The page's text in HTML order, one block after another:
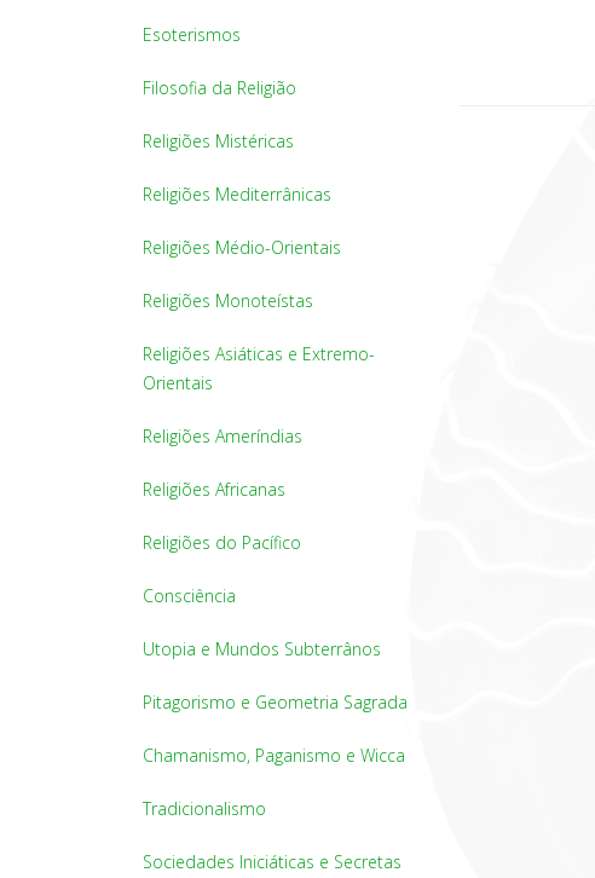
Esoterismos
Filosofia da Religião
Religiões Mistéricas
Religiões Mediterrânicas
Religiões Médio-Orientais
Religiões Monoteístas
Religiões Asiáticas e Extremo-
Orientais
Religiões Ameríndias
Religiões Africanas
Religiões do Pacífico
Consciência
Utopia e Mundos Subterrânos
Pitagorismo e Geometria Sagrada
Chamanismo, Paganismo e Wicca
Tradicionalismo
Sociedades Iniciáticas e Secretas